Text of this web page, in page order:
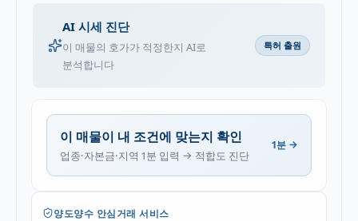
AI 시세 진단
이 매물의 호가가 적정한지 AI로
분석합니다
특허 출원
이 매물이 내 조건에 맞는지 확인
업종·자본금·지역 1분 입력 → 적합도 진단
1분 →
양도양수 안심거래 서비스